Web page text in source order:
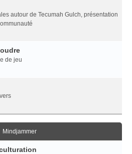
autour de Tecumah Gulch, présentation
de jeu
Mindjammer